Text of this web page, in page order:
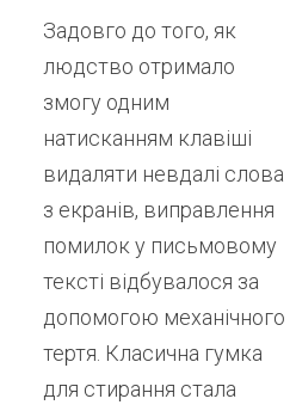
Задовго до того, як
людство отримало
змогу одним
натисканням клавіші
видаляти невдалі слова
з екранів, виправлення
помилок у письмовому
тексті відбувалося за
допомогою механічного
тертя. Класична гумка
для стирання стала